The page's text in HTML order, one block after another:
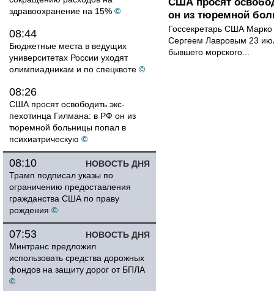
здравоохранение на 15% ©
08:44
Бюджетные места в ведущих
университетах России уходят
олимпиадникам и по спецквоте ©
08:26
США просят освободить экс-
пехотинца Гилмана: в РФ он из
тюремной больницы попал в
психиатрическую ©
НОВОСТЬ ДНЯ
08:10
Трамп подписал указы по
ограничению предоставления
гражданства США по праву
рождения ©
НОВОСТЬ ДНЯ
07:53
Минтранс предложил
использовать средства дорожных
фондов на защиту дорог от БПЛА
©
он из тюремной
Госсекретарь США
Сергеем Лавровым 23
бывшего морского...